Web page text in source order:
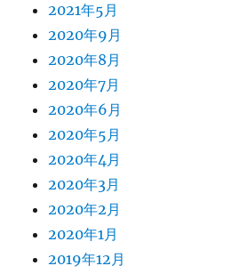
2021年5月
2020年9月
2020年8月
2020年7月
2020年6月
2020年5月
2020年4月
2020年3月
2020年2月
2020年1月
2019年12月